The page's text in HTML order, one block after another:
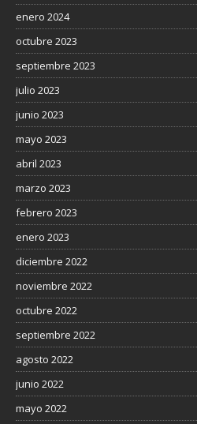
enero 2024
octubre 2023
septiembre 2023
julio 2023
junio 2023
mayo 2023
abril 2023
marzo 2023
febrero 2023
enero 2023
diciembre 2022
noviembre 2022
octubre 2022
septiembre 2022
agosto 2022
junio 2022
mayo 2022